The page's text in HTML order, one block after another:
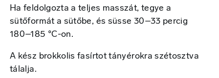
Ha feldolgozta a teljes masszát, tegye a
sütőformát a sütőbe, és süsse 30–33 percig
180–185 °C-on.
A kész brokkolis fasírtot tányérokra szétosztva
tálalja.